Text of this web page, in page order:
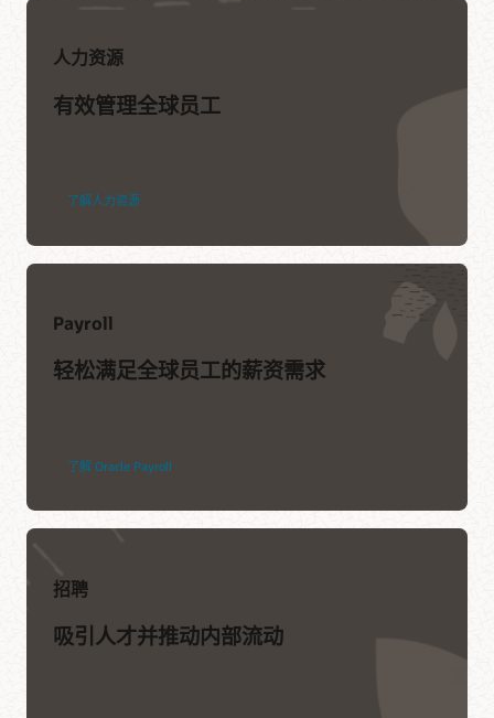
人力资源
有效管理全球员工
了解人力资源
Payroll
轻松满足全球员工的薪资需求
了解 Oracle Payroll
招聘
吸引人才并推动内部流动